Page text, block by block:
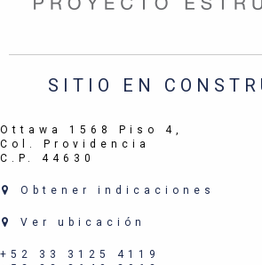
SITIO EN
Ottawa 1568 Piso 4,
Col. Providencia
C.P. 44630
Obtener indicaciones
Ver ubicación
+52 33 3125 4119